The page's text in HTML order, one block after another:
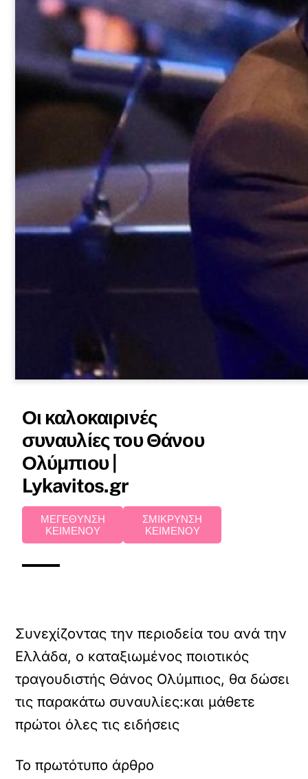
Οι καλοκαιρινές
συναυλίες του Θάνου
Ολύμπιου |
Lykavitos.gr
ΜΕΓΕΘΥΝΣΗ
ΚΕΙΜΕΝΟΥ
ΣΜΙΚΡΥΝΣΗ
ΚΕΙΜΕΝΟΥ
Συνεχίζοντας την περιοδεία του ανά την
Ελλάδα, ο καταξιωμένος ποιοτικός
τραγουδιστής Θάνος Ολύμπιος, θα δώσει
τις παρακάτω συναυλίες:και μάθετε
πρώτοι όλες τις ειδήσεις
Το πρωτότυπο άρθρο